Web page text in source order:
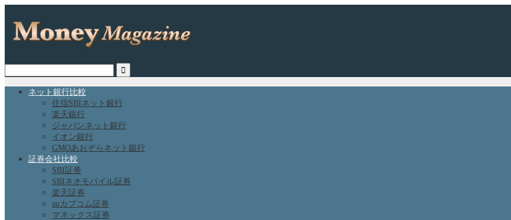
ネット銀行比較
住信SBIネット銀行
楽天銀行
ジャパンネット銀行
イオン銀行
GMOあおぞらネット銀行
証券会社比較
SBI証券
SBIネオモバイル証券
楽天証券
auカブコム証券
マネックス証券